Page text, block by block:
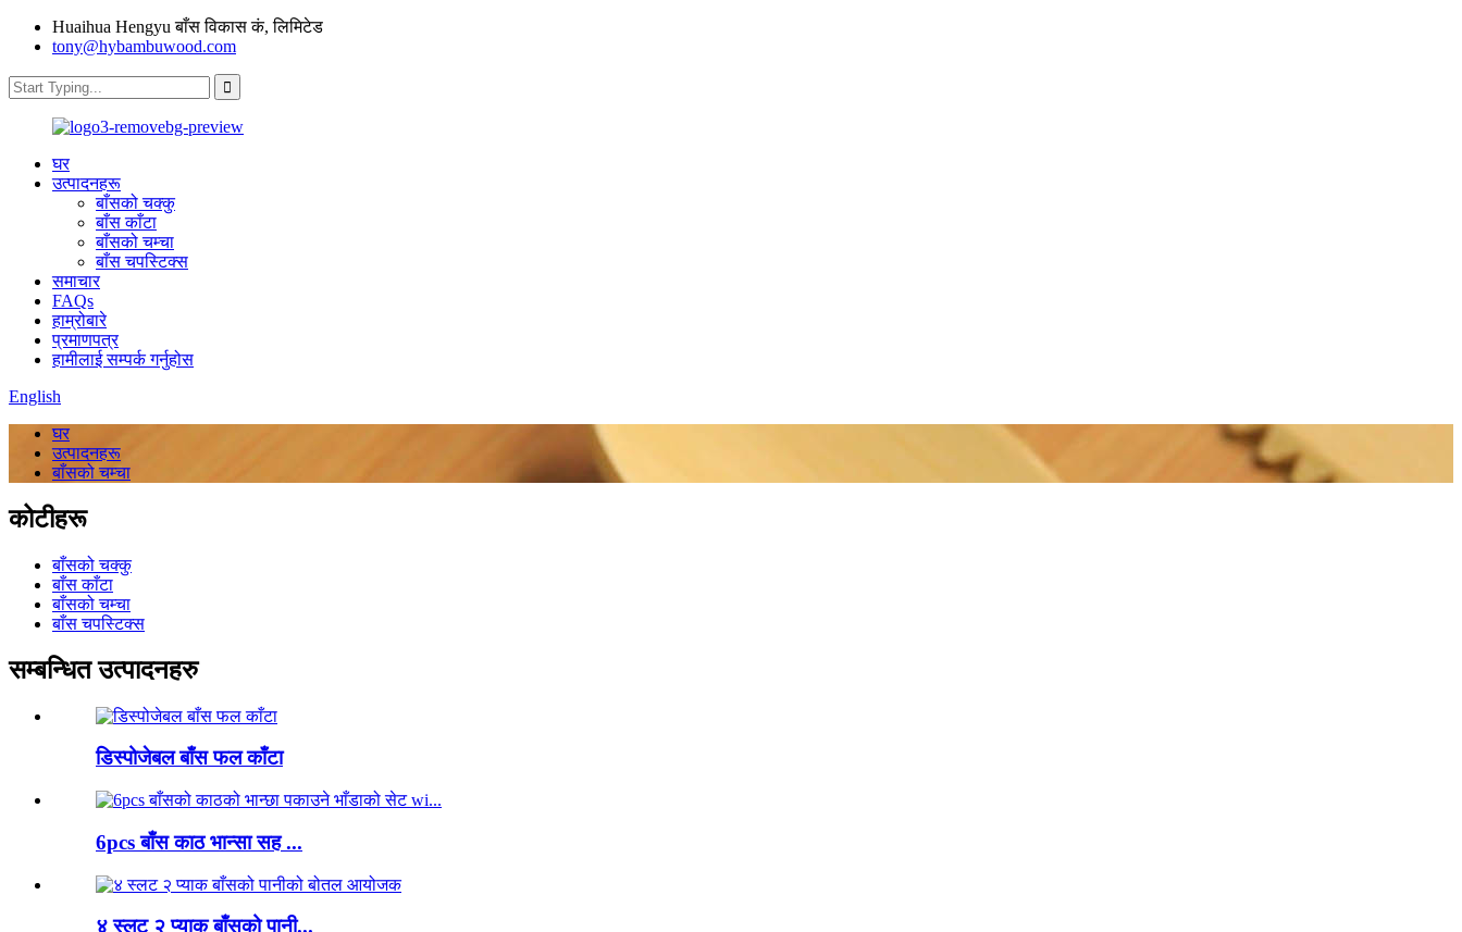
Huaihua Hengyu बाँस विकास कं, लिमिटेड
tony@hybambuwood.com
घर
उत्पादनहरू
बाँसको चक्कु
बाँस काँटा
बाँसको चम्चा
बाँस चपस्टिक्स
समाचार
FAQs
हाम्रोबारे
प्रमाणपत्र
हामीलाई सम्पर्क गर्नुहोस
English
घर
उत्पादनहरू
बाँसको चम्चा
कोटीहरू
बाँसको चक्कु
बाँस काँटा
बाँसको चम्चा
बाँस चपस्टिक्स
सम्बन्धित उत्पादनहरु
डिस्पोजेबल बाँस फल काँटा
6pcs बाँस काठ भान्सा सह ...
४ स्लट २ प्याक बाँसको पानी...